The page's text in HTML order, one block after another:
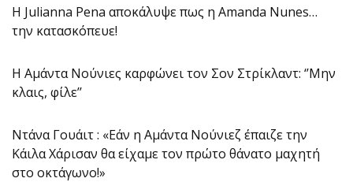
Η Julianna Pena αποκάλυψε πως η Amanda Nunes…
την κατασκόπευε!
Η Αμάντα Νούνιες καρφώνει τον Σον Στρίκλαντ: ‘’Μην
κλαις, φίλε’’
Ντάνα Γουάιτ : «Εάν η Αμάντα Νούνιεζ έπαιζε την
Κάιλα Χάρισαν θα είχαμε τον πρώτο θάνατο μαχητή
στο οκτάγωνο!»